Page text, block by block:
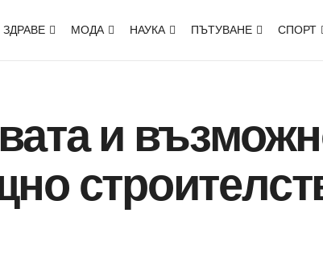
ЗДРАВЕ МОДА НАУКА ПЪТУВАНЕ СПОРТ
и